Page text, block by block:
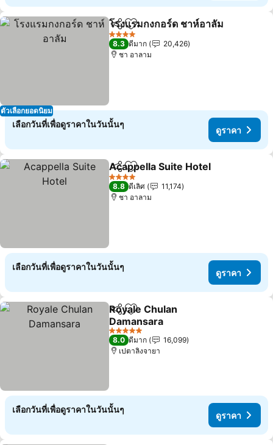
ตัวเลือกยอดนิยม
แชร์ เพิ่มในรายการโปรด
โรงแรมกงกอร์ด ชาห์อาลัม
4 ดาว
8.3 ดีมาก
20,426
ชา อาลาม
เลือกวันที่เพื่อดูราคาในวันนั้นๆ
ดูราคา
แชร์ เพิ่มในรายการโปรด
Acappella Suite Hotel
4 ดาว
8.8 ดีเลิศ
11,174
ชา อาลาม
เลือกวันที่เพื่อดูราคาในวันนั้นๆ
ดูราคา
แชร์ เพิ่มในรายการโปรด
Royale Chulan
Damansara
ดูราคา
5 ดาว
8.0 ดีมาก
16,099
เปตาลิงจายา
เลือกวันที่เพื่อดูราคาในวันนั้นๆ
ดูราคา